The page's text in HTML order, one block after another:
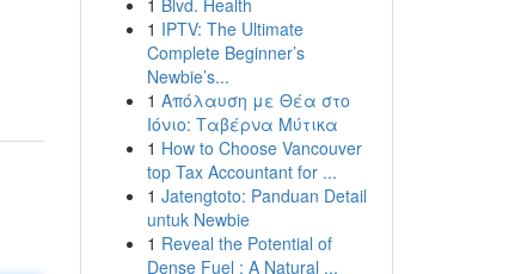
1 Blvd. Health
1 IPTV: The Ultimate
Complete Beginner’s
Newbie’s...
1 Απόλαυση με Θέα στο
Ιόνιο: Ταβέρνα Μύτικα
1 How to Choose Vancouver
top Tax Accountant for ...
1 Jatengtoto: Panduan Detail
untuk Newbie
1 Reveal the Potential of
Dense Fuel : A Natural ...